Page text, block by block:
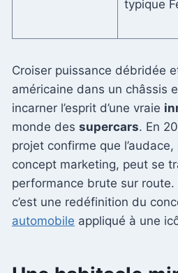
typique
Croiser puissance débridée
américaine dans un châssis
incarner l’esprit d’une vraie
monde des supercars. En
projet confirme que l’audace,
concept marketing, peut se
performance brute sur route.
c’est une redéfinition du
automobile appliqué à une